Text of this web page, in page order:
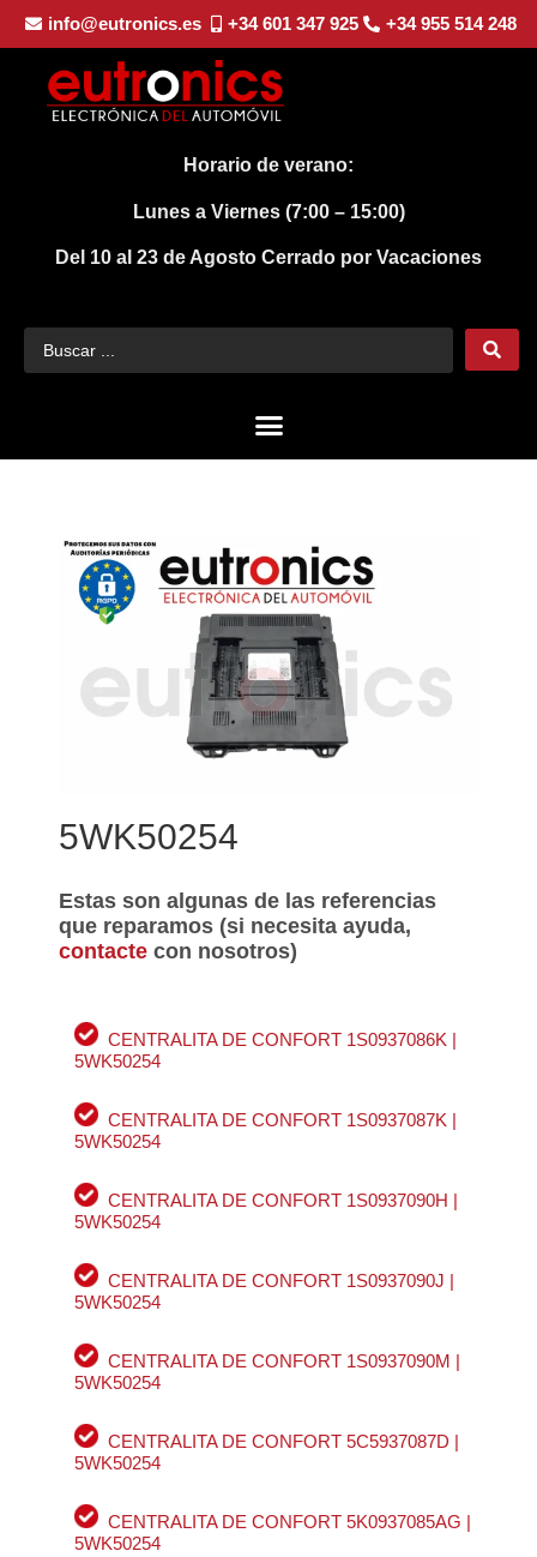
info@eutronics.es +34 601 347 925 +34 955 514 248
Horario de verano:
Lunes a Viernes (7:00 – 15:00)
Del 10 al 23 de Agosto Cerrado por Vacaciones
5WK50254
Estas son algunas de las referencias
que reparamos (si necesita ayuda,
contactecon nosotros)
CENTRALITA DE CONFORT 1S0937086K |
5WK50254
CENTRALITA DE CONFORT 1S0937087K |
5WK50254
CENTRALITA DE CONFORT 1S0937090H |
5WK50254
CENTRALITA DE CONFORT 1S0937090J |
5WK50254
CENTRALITA DE CONFORT 1S0937090M |
5WK50254
CENTRALITA DE CONFORT 5C5937087D |
5WK50254
CENTRALITA DE CONFORT 5K0937085AG |
5WK50254